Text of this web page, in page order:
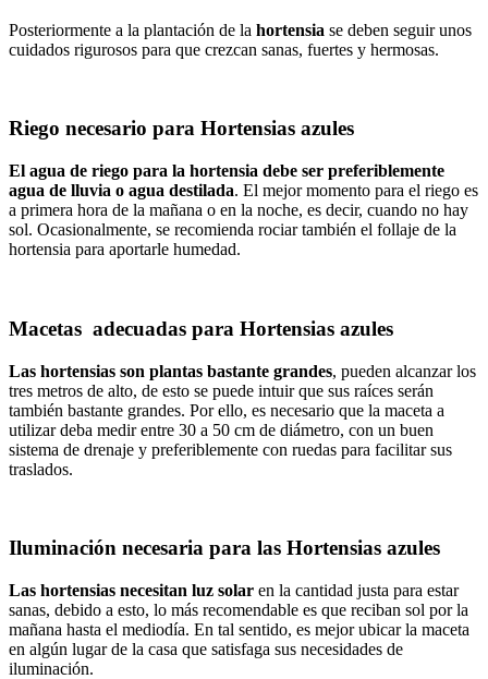
Posteriormente a la plantación de la hortensia se deben seguir unos
cuidados rigurosos para que crezcan sanas, fuertes y hermosas.
Riego necesario para Hortensias azules
El agua de riego para la hortensia debe ser preferiblemente
agua de lluvia o agua destilada. El mejor momento para el riego es
a primera hora de la mañana o en la noche, es decir, cuando no hay
sol. Ocasionalmente, se recomienda rociar también el follaje de la
hortensia para aportarle humedad.
Macetas adecuadas para Hortensias azules
Las hortensias son plantas bastante grandes, pueden alcanzar los
tres metros de alto, de esto se puede intuir que sus raíces serán
también bastante grandes. Por ello, es necesario que la maceta a
utilizar deba medir entre 30 a 50 cm de diámetro, con un buen
sistema de drenaje y preferiblemente con ruedas para facilitar sus
traslados.
Iluminación necesaria para las Hortensias azules
Las hortensias necesitan luz solar en la cantidad justa para estar
sanas, debido a esto, lo más recomendable es que reciban sol por la
mañana hasta el mediodía. En tal sentido, es mejor ubicar la maceta
en algún lugar de la casa que satisfaga sus necesidades de
iluminación.